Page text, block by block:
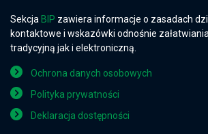
Sekcja BIP zawiera informacje o zasadach
kontaktowe i wskazówki odnośnie
tradycyjną jak i elektroniczną.
Ochrona danych osobowych
Polityka prywatności
Deklaracja dostępności